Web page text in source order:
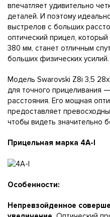
впечатляет удивительно
деталей. И поэтому
выстрелов с больших
оптический прицел,
380 мм, станет отличным
больших физических усилий.
Модель Swarovski Z8i 3,5
для точного прицеливания
расстояния. Его мощная
предоставляет
чтобы видеть значительно
Прицельная марка 4A-I
Особенности:
Непревзойденное